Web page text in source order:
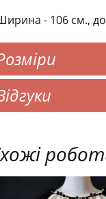
- 106 см.,